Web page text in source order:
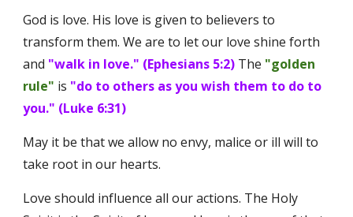
God is love. His love is given to believers to
transform them. We are to let our love shine forth
and "walk in love." (Ephesians 5:2) The "golden
rule" is "do to others as you wish them to do to
you." (Luke 6:31)
May it be that we allow no envy, malice or ill will to
take root in our hearts.
Love should influence all our actions. The Holy